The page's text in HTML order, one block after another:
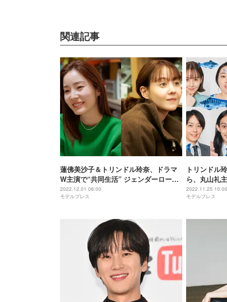
関連記事
蓮佛美沙子＆トリンドル玲奈、ドラマ
W主演で“共同生活” ジェンダーロー
ル・婚姻制度・セクシュアリティに立
ち向かう＜今夜すきやきだよ＞
2022.12.01 06:00
モデルプレス
トリンドル
ら、丸山礼
してるから
2022.11.25 10:00
モデルプレス